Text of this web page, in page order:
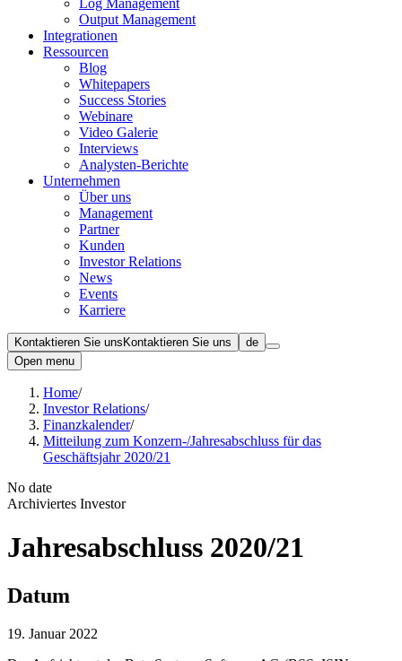
Log Management
Output Management
Integrationen
Ressourcen
Blog
Whitepapers
Success Stories
Webinare
Video Galerie
Interviews
Analysten-Berichte
Unternehmen
Über uns
Management
Partner
Kunden
Investor Relations
News
Events
Karriere
Kontaktieren Sie uns Kontaktieren Sie uns
de
Open menu
Home/
Investor Relations/
Finanzkalender/
Mitteilung zum Konzern-/Jahresabschluss für das
Geschäftsjahr 2020/21
No date
Archiviertes Investor
Jahresabschluss 2020/21
Datum
19. Januar 2022